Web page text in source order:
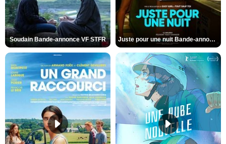
Soudain Bande-annonce VF STFR Juste pour une nuit Bande-annonce VO STFR